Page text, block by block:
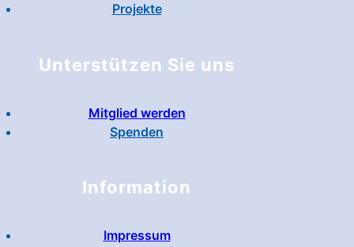
Projekte
Unterstützen Sie uns
Mitglied werden
Spenden
Information
Impressum